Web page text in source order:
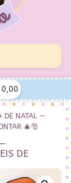
0,00
DE NATAL —
🎄🎅
DE